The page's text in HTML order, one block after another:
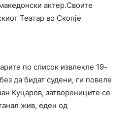
актер.Своите
Театар во Скопје
по список извлекле 19-
да бидат судени, ги повеле
Куцаров, затворениците се
жив, еден од